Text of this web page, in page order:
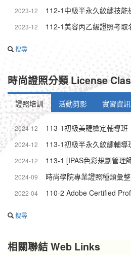
2023-12 112-1中級半永久紋繡技能
2023-12 112-1美容丙乙級證照考取
搜尋
時尚證照分類 License
證照培訓 活動剪影 實習資訊
2024-12 113-1初級美睫檢定輔導班
2024-12 113-1初級半永久紋繡輔導
2024-12 113-1 [IPAS色彩規劃管理
2024-09 時尚學院專業證照種類彙
2022-04
搜尋
相關聯結 Web Links